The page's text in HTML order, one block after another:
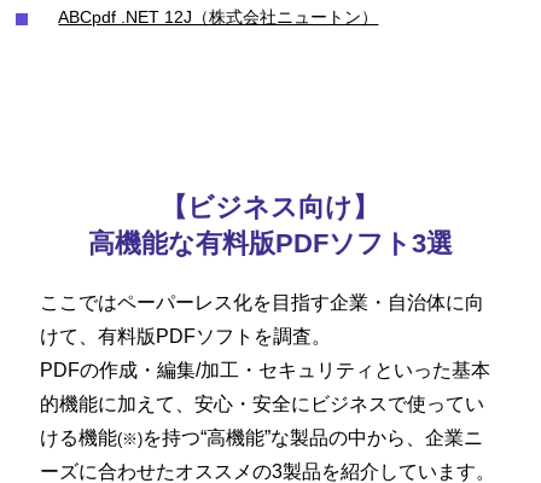
ABCpdf .NET 12J（株式会社ニュートン）
【ビジネス向け】
高機能な有料版PDFソフト3選
ここではペーパーレス化を目指す企業・自治体に向
けて、有料版PDFソフトを調査。
PDFの作成・編集/加工・セキュリティといった基本
的機能に加えて、安心・安全にビジネスで使ってい
ける機能(※)を持つ“高機能”な製品の中から、企業ニ
ーズに合わせたオススメの3製品を紹介しています。